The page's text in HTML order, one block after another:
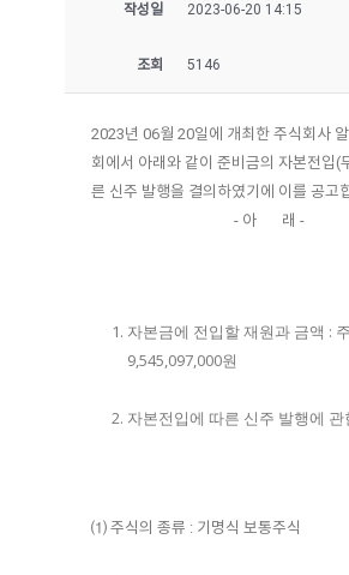
작성일 2023-06-20 14:15
조회 5146
2023년 06월 20일에 개최한 주식회사
회에서 아래와 같이 준비금의 자본전입(
른 신주 발행을 결의하였기에 이를 공고
- 아 래 -
자본금에 전입할 재원과 금액 :
9,545,097,000원
자본전입에 따른 신주 발행에 관
⑴ 주식의 종류 : 기명식 보통주식